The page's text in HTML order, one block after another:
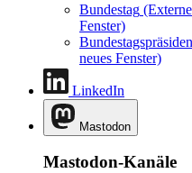
Bundestag
Fenster)
neues Fenster)
LinkedIn
Mastodon
Mastodon-Kanäle